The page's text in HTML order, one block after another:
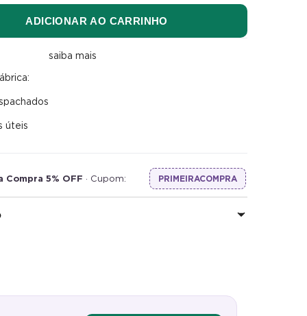
ADICIONAR AO CARRINHO
úteis
saiba mais
Compra 5% OFF · Cupom: PRIMEIRACOMPRA